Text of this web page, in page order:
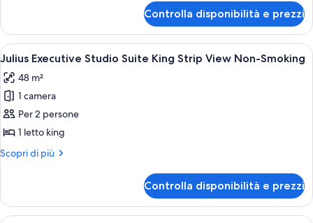
King
Pool
View
Non-
Smoking
Executive
Studio
Suite
Pool
View
Non-
Smoking
Controlla disponibilità e prezzi
Apri
tutte
le
foto
per
Julius
Executive
Studio
King
Strip
Una camera d'albergo con divano,
4
Julius Executive Studio Suite King Strip View Non-Smoking
48 m²
1 camera
Per 2 persone
1 letto king
Scopri di più
Altri
Executive
Studio
Controlla disponibilità e prezzi
Camera d'albergo con un letto, una